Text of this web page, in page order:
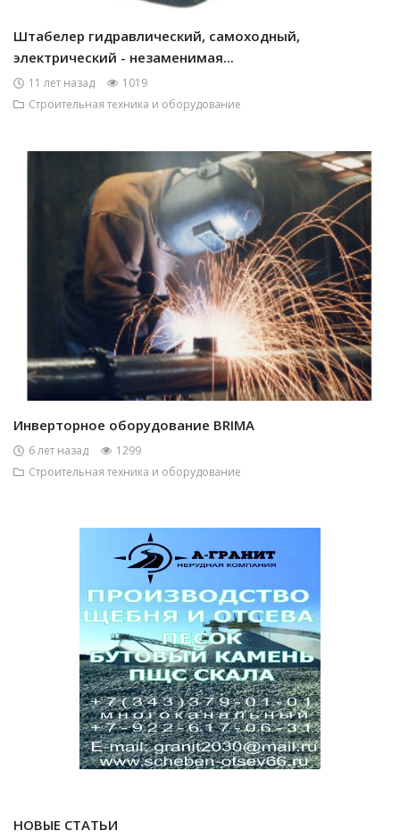
Штабелер гидравлический, самоходный,
электрический - незаменимая...
11 лет назад
1019
Строительная техника и оборудование
Инверторное оборудование BRIMA
6 лет назад
1299
Строительная техника и оборудование
НОВЫЕ СТАТЬИ